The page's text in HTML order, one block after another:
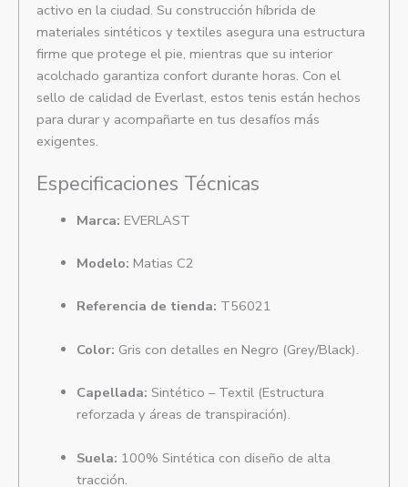
activo en la ciudad. Su construcción híbrida de
materiales sintéticos y textiles asegura una estructura
firme que protege el pie, mientras que su interior
acolchado garantiza confort durante horas. Con el
sello de calidad de Everlast, estos tenis están hechos
para durar y acompañarte en tus desafíos más
exigentes.
Especificaciones Técnicas
Marca: EVERLAST
Modelo: Matias C2
Referencia de tienda: T56021
Color: Gris con detalles en Negro (Grey/Black).
Capellada: Sintético – Textil (Estructura
reforzada y áreas de transpiración).
Suela: 100% Sintética con diseño de alta
tracción.